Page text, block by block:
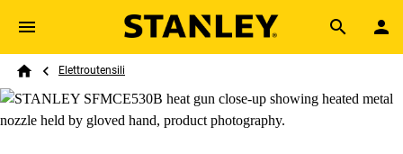
Skip to main content
Search
Breadcrumb
Elettroutensili